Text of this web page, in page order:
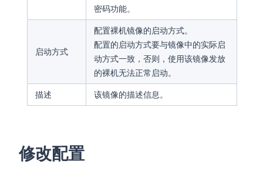
密码功能。
启动方式
配置裸机镜像的启动方式。
配置的启动方式要与镜像中的实际启
动方式一致，否则，使用该镜像发放
的裸机无法正常启动。
描述 该镜像的描述信息。
修改配置